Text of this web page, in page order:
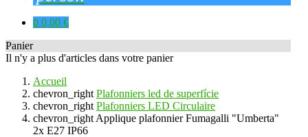
0 0,00 €
Panier
Il n'y a plus d'articles dans votre panier
Accueil
chevron_right Plafonniers led de superfície
chevron_right Plafonniers LED Circulaire
chevron_right Applique plafonnier Fumagalli "Umberta"
2x E27 IP66